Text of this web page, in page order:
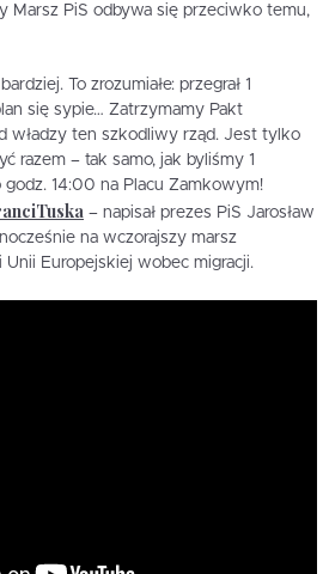
Marsz PiS odbywa się przeciwko temu,
To zrozumiałe: przegrał 1
się sypie… Zatrzymamy Pakt
władzy ten szkodliwy rząd. Jest tylko
razem – tak samo, jak byliśmy 1
godz. 14:00 na Placu Zamkowym!
– napisał prezes PiS Jarosław
na wczorajszy marsz
Europejskiej wobec migracji.